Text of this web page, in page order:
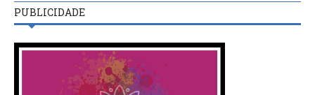
PUBLICIDADE